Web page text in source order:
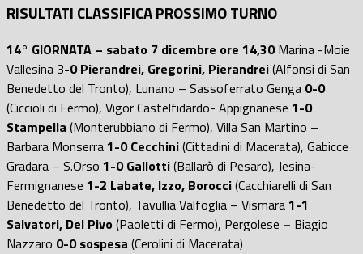
RISULTATI CLASSIFICA PROSSIMO TURNO
14° GIORNATA – sabato 7 dicembre ore 14,30Marina -Moie
Vallesina 3-0 Pierandrei, Gregorini, Pierandrei(Alfonsi di San
Benedetto del Tronto), Lunano – Sassoferrato Genga 0-0
(Ciccioli di Fermo), Vigor Castelfidardo- Appignanese 1-0
Stampella (Monterubbiano di Fermo), Villa San Martino –
Barbara Monserra1-0 Cecchini(Cittadini di Macerata), Gabicce
Gradara – S.Orso 1-0 Gallotti(Ballarò di Pesaro), Jesina-
Fermignanese 1-2 Labate, Izzo, Borocci(Cacchiarelli di San
Benedetto del Tronto), Tavullia Valfoglia – Vismara1-1
Salvatori, Del Pivo(Paoletti di Fermo), Pergolese – Biagio
Nazzaro 0-0 sospesa (Cerolini di Macerata)